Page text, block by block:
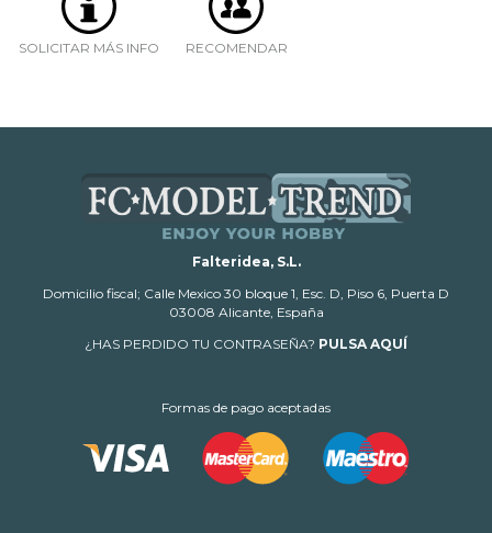
SOLICITAR MÁS INFO RECOMENDAR
Falteridea, S.L.
Domicilio fiscal; Calle Mexico 30 bloque 1, Esc. D, Piso 6, Puerta D
03008 Alicante, España
¿HAS PERDIDO TU CONTRASEÑA? PULSA AQUÍ
Formas de pago aceptadas